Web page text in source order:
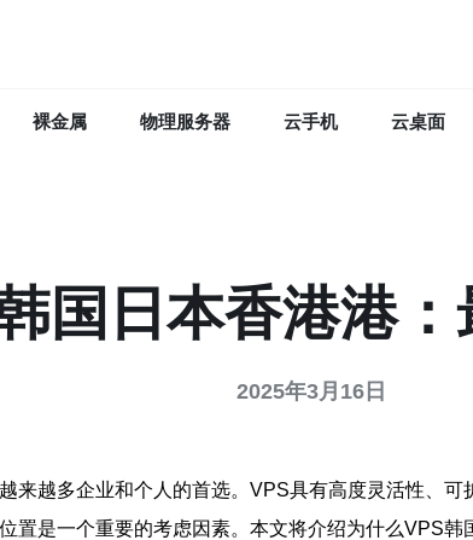
裸金属 物理服务器 云手机 云桌面
国日本香港港：
2025年3月16日
来越多企业和个人的首选。VPS具有高度灵活性、
是一个重要的考虑因素。本文将介绍为什么VPS韩